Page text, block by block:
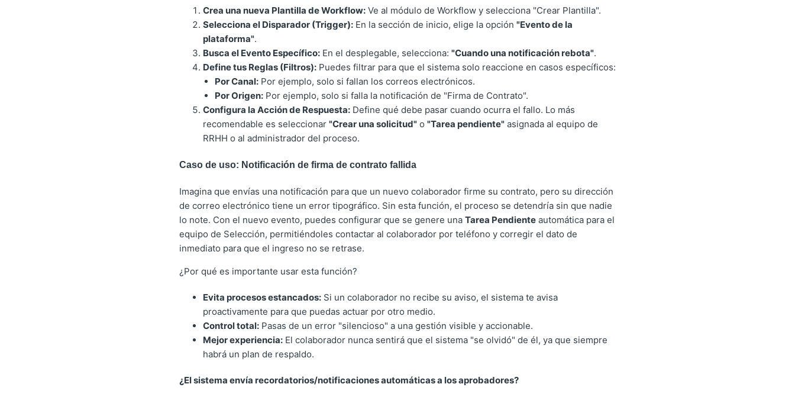
Crea una nueva Plantilla de Workflow:Ve al módulo de Workflow y selecciona "Crear Plantilla".
Selecciona el Disparador (Trigger):En la sección de inicio, elige la opción "Evento de la
plataforma".
Busca el Evento Específico:En el desplegable, selecciona: "Cuando una notificación rebota".
Define tus Reglas (Filtros):Puedes filtrar para que el sistema solo reaccione en casos específicos:
Por Canal:Por ejemplo, solo si fallan los correos electrónicos.
Por Origen:Por ejemplo, solo si falla la notificación de "Firma de Contrato".
Configura la Acción de Respuesta:Define qué debe pasar cuando ocurra el fallo. Lo más
recomendable es seleccionar "Crear una solicitud" o "Tarea pendiente" asignada al equipo de
RRHH o al administrador del proceso.
Caso de uso: Notificación de firma de contrato fallida
Imagina que envías una notificación para que un nuevo colaborador firme su contrato, pero su dirección
de correo electrónico tiene un error tipográfico. Sin esta función, el proceso se detendría sin que nadie
lo note. Con el nuevo evento, puedes configurar que se genere una Tarea Pendienteautomática para el
equipo de Selección, permitiéndoles contactar al colaborador por teléfono y corregir el dato de
inmediato para que el ingreso no se retrase.
¿Por qué es importante usar esta función?
Evita procesos estancados:Si un colaborador no recibe su aviso, el sistema te avisa
proactivamente para que puedas actuar por otro medio.
Control total:Pasas de un error "silencioso" a una gestión visible y accionable.
Mejor experiencia:El colaborador nunca sentirá que el sistema "se olvidó" de él, ya que siempre
habrá un plan de respaldo.
¿El sistema envía recordatorios/notificaciones automáticas a los aprobadores?